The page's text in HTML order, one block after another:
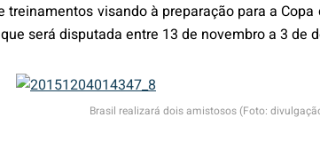
treinamentos visando à preparação para a Copa
será disputada entre 13 de novembro a 3 de
Brasil realizará dois amistosos (Foto: